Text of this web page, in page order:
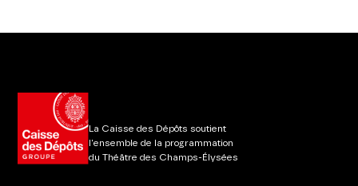
La Caisse des Dépôts soutient
l'ensemble de la programmation
du Théâtre des Champs-Élysées